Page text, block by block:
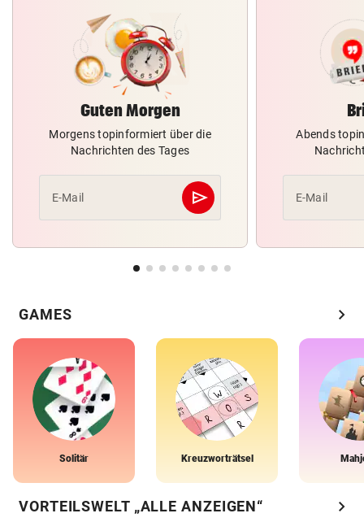
Guten Morgen
Morgens topinformiert über die
Nachrichten des Tages
E-Mail send
Abschicken
Abends
E-Mail
GAMES chevron_right
Solitär Kreuzworträtsel
VORTEILSWELT „ALLE ANZEIGEN“ chevron_right